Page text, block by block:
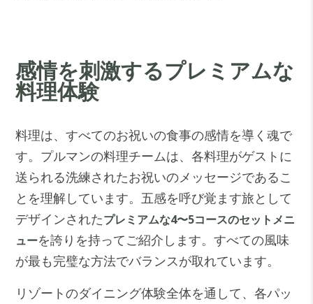
感情を刺激するプレミアムな
料理体験
料理は、すべてのお祝いの食事の感情を導く魂で
す。プルマンの料理チームは、各料理がゲストに
送られる洗練されたお祝いのメッセージであるこ
とを理解しています。五感を呼び覚ます旅として
デザインされたプレミアムな4〜5コースのセットメニ
ューを誇りを持ってご紹介します。すべての風味
が最も完璧な方法でバランスが取れています。
リゾートのダイニング体験全体を通して、各パッ